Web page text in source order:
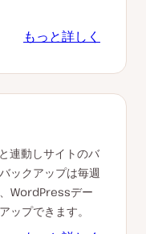
もっと詳しく
連動しサイトのバ
ックアップは毎週
WordPressデー
ップできます。